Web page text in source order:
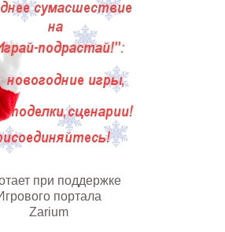
при поддержке
портала
Zarium